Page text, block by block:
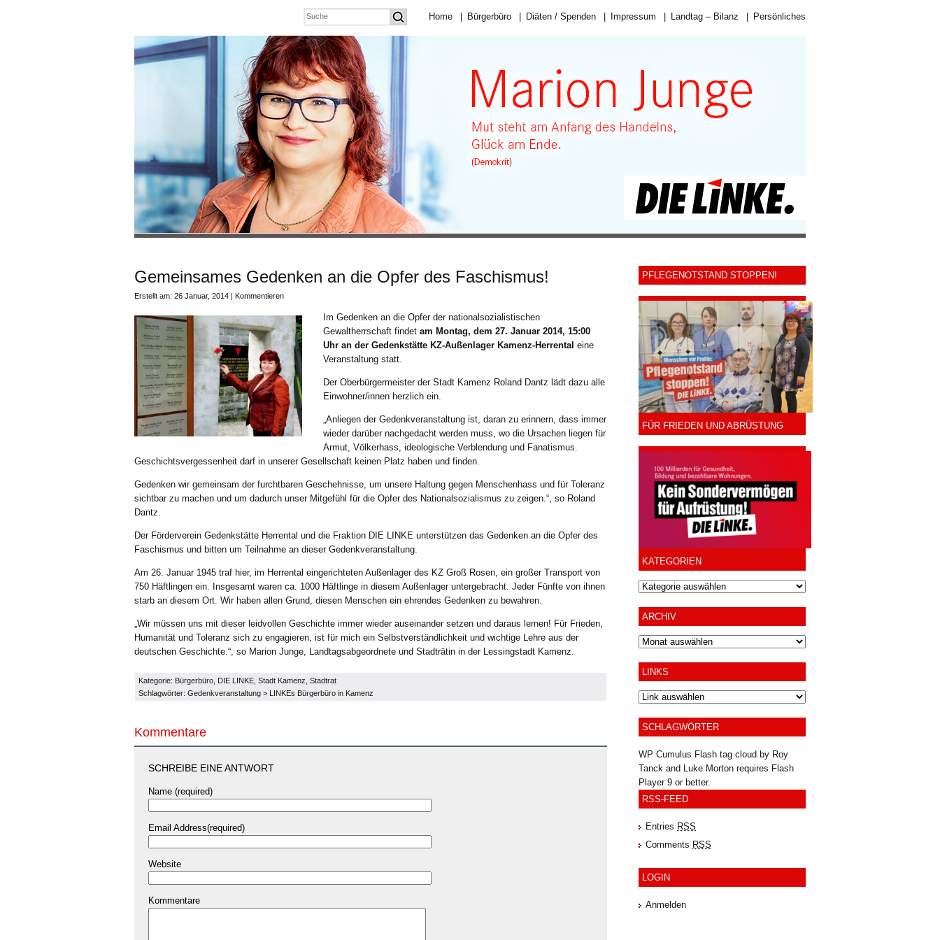
Home Bürgerbüro Diäten / Spenden Impressum Landtag – Bilanz Persönliches
Gemeinsames Gedenken an die Opfer des Faschismus!
Erstellt am: 26 Januar, 2014 | Kommentieren
Im Gedenken an die Opfer der nationalsozialistischen
Gewaltherrschaft findet am Montag, dem 27. Januar 2014, 15:00
Uhr an der Gedenkstätte KZ-Außenlager Kamenz-Herrental eine
Veranstaltung statt.
Der Oberbürgermeister der Stadt Kamenz Roland Dantz lädt dazu alle
Einwohner/innen herzlich ein.
„Anliegen der Gedenkveranstaltung ist, daran zu erinnern, dass immer
wieder darüber nachgedacht werden muss, wo die Ursachen liegen für
Armut, Völkerhass, ideologische Verblendung und Fanatismus.
Geschichtsvergessenheit darf in unserer Gesellschaft keinen Platz haben und finden.
Gedenken wir gemeinsam der furchtbaren Geschehnisse, um unsere Haltung gegen Menschenhass und für Toleranz
sichtbar zu machen und um dadurch unser Mitgefühl für die Opfer des Nationalsozialismus zu zeigen.“, so Roland
Dantz.
Der Förderverein Gedenkstätte Herrental und die Fraktion DIE LINKE unterstützen das Gedenken an die Opfer des
Faschismus und bitten um Teilnahme an dieser Gedenkveranstaltung.
Am 26. Januar 1945 traf hier, im Herrental eingerichteten Außenlager des KZ Groß Rosen, ein großer Transport von
750 Häftlingen ein. Insgesamt waren ca. 1000 Häftlinge in diesem Außenlager untergebracht. Jeder Fünfte von ihnen
starb an diesem Ort. Wir haben allen Grund, diesen Menschen ein ehrendes Gedenken zu bewahren.
„Wir müssen uns mit dieser leidvollen Geschichte immer wieder auseinander setzen und daraus lernen! Für Frieden,
Humanität und Toleranz sich zu engagieren, ist für mich ein Selbstverständlichkeit und wichtige Lehre aus der
deutschen Geschichte.“, so Marion Junge, Landtagsabgeordnete und Stadträtin in der Lessingstadt Kamenz.
Kategorie: Bürgerbüro DIE LINKE Stadt Kamenz Stadtrat
Schlagwörter: Gedenkveranstaltung > LINKEs Bürgerbüro in Kamenz
Kommentare
SCHREIBE EINE ANTWORT
Name (required)
Email Address(required)
Website
Kommentare
PFLEGENOTSTAND STOPPEN!
FÜR FRIEDEN UND ABRÜSTUNG
KATEGORIEN
ARCHIV
Archiv
LINKS
SCHLAGWÖRTER
WP Cumulus Flash tag cloud by Roy
Tanck and Luke Morton requires Flash
Player9 or better.
RSS-FEED
Entries RSS
Comments RSS
LOGIN
Anmelden